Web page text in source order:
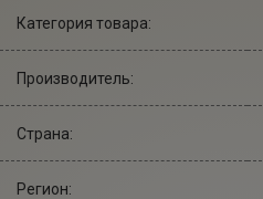
Категория товара:
Производитель:
Страна:
Регион: